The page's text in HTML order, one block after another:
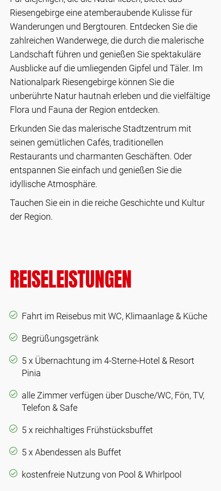
Riesengebirge eine atemberaubende Kulisse für
Wanderungen und Bergtouren. Entdecken Sie die
zahlreichen Wanderwege, die durch die malerische
Landschaft führen und genießen Sie spektakuläre
Ausblicke auf die umliegenden Gipfel und Täler. Im
Nationalpark Riesengebirge können Sie die
unberührte Natur hautnah erleben und die vielfältige
Flora und Fauna der Region entdecken.
Erkunden Sie das malerische Stadtzentrum mit
seinen gemütlichen Cafés, traditionellen
Restaurants und charmanten Geschäften. Oder
entspannen Sie einfach und genießen Sie die
idyllische Atmosphäre.
Tauchen Sie ein in die reiche Geschichte und Kultur
der Region.
REISELEISTUNGEN
Fahrt im Reisebus mit WC, Klimaanlage & Küche
Begrüßungsgetränk
5 x Übernachtung im 4-Sterne-Hotel & Resort
Pinia
alle Zimmer verfügen über Dusche/WC, Fön, TV,
Telefon & Safe
5 x reichhaltiges Frühstücksbuffet
5 x Abendessen als Buffet
kostenfreie Nutzung von Pool & Whirlpool